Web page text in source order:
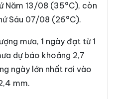
Xã Kim Phú
Xã Lao Bảo
Xã Lệ Thủy
Xã Mỹ Thủy
Xã Nam Cửa Việt
Năm 13/08 (35°C), còn
Sáu 07/08 (26°C).
mưa, 1 ngày đạt từ 1
dự báo khoảng 2,7
ngày lớn nhất rơi vào
mm.